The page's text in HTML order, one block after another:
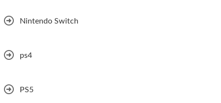
Nintendo Switch
ps4
PS5